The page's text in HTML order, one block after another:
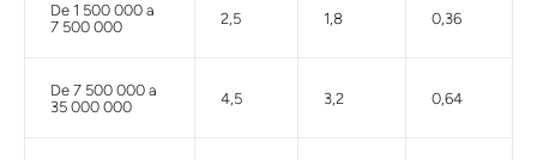
De 1 500 000 a
7 500 000
2,5 1,8 0,36
De 7 500 000 a
35 000 000
4,5 3,2 0,64